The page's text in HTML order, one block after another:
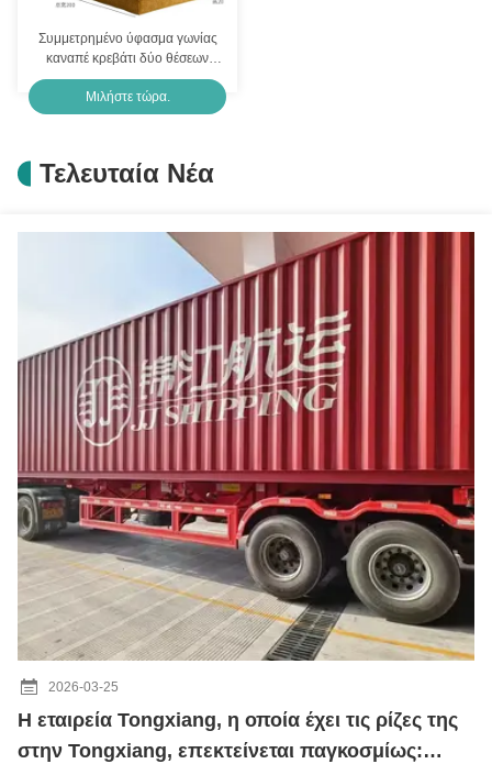
Συμμετρημένο ύφασμα γωνίας
καναπέ κρεβάτι δύο θέσεων
OEM
Μιλήστε τώρα.
Τελευταία Νέα
2026-03-25
Η εταιρεία Tongxiang, η οποία έχει τις ρίζες της
στην Tongxiang, επεκτείνεται παγκοσμίως: